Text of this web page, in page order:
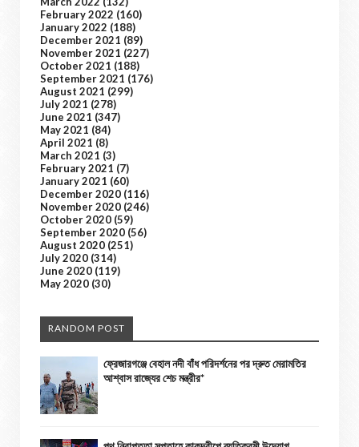
February 2022 (160)
January 2022 (188)
December 2021 (89)
November 2021 (227)
October 2021 (188)
September 2021 (176)
August 2021 (299)
July 2021 (278)
June 2021 (347)
May 2021 (84)
April 2021 (8)
March 2021 (3)
February 2021 (7)
January 2021 (60)
December 2020 (116)
November 2020 (246)
October 2020 (59)
September 2020 (56)
August 2020 (251)
July 2020 (314)
June 2020 (119)
May 2020 (30)
RANDOM POST
ফ্রেজারগঞ্জে বেহাল নদী বাঁধ পরিদর্শনের পর দ্রুত মেরামতির
আশ্বাস রাজ্যের শেচ মন্ত্রীর*